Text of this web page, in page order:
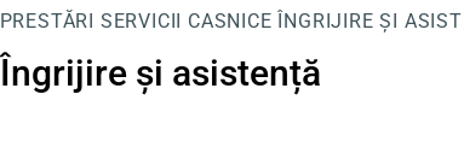
PRESTĂRI SERVICII CASNICE ÎNGRIJIRE ȘI
Îngrijire și asistență